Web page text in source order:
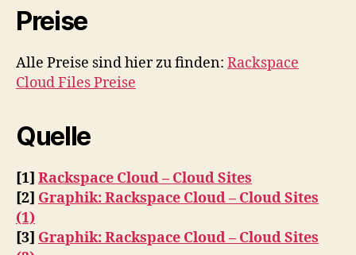
Preise
Alle Preise sind hier zu finden: Rackspace
Cloud Files Preise
Quelle
[1] Rackspace Cloud – Cloud Sites
[2] Graphik: Rackspace Cloud – Cloud Sites
(1)
[3] Graphik: Rackspace Cloud – Cloud Sites